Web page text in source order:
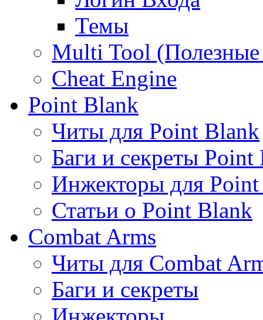
Темы
Multi Tool
Cheat Engine
Point Blank
Читы для Point Blank
Баги и секреты Point
Инжекторы для
Статьи о Point Blank
Combat Arms
Читы для Combat
Баги и секреты